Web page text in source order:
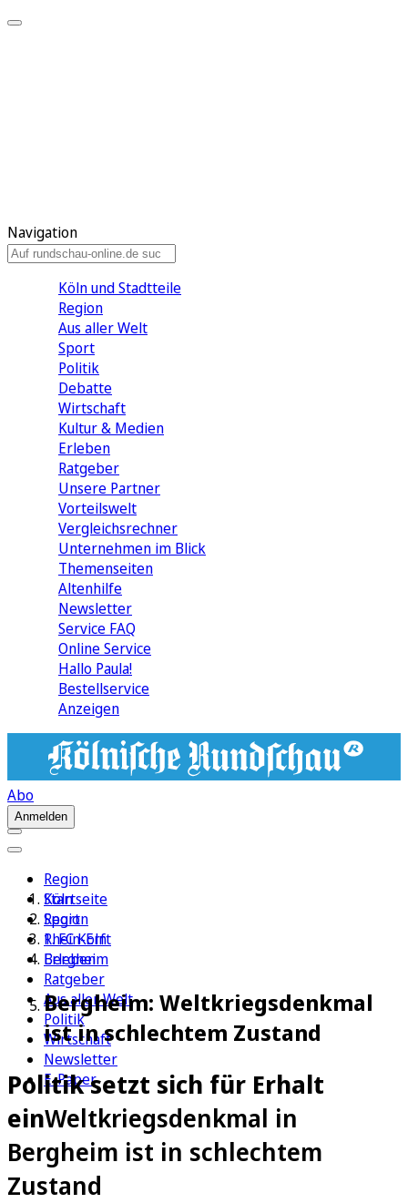
Navigation
Köln und Stadtteile
Region
Aus aller Welt
Sport
Politik
Debatte
Wirtschaft
Kultur & Medien
Erleben
Ratgeber
Unsere Partner
Vorteilswelt
Vergleichsrechner
Unternehmen im Blick
Themenseiten
Altenhilfe
Newsletter
Service FAQ
Online Service
Hallo Paula!
Bestellservice
Anzeigen
Abo
Anmelden
Region
Köln
Sport
1. FC Köln
Erleben
Ratgeber
Aus aller Welt
Politik
Wirtschaft
Newsletter
E-Paper
Startseite
Region
Rhein-Erft
Bergheim
Bergheim: Weltkriegsdenkmal
ist in schlechtem Zustand
Politik setzt sich für Erhalt
einWeltkriegsdenkmal in
Bergheim ist in schlechtem
Zustand